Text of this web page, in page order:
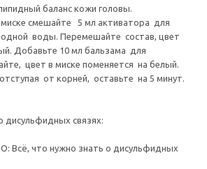
баланс кожи головы.
миске смешайте 5 мл активатора для
воды. Перемешайте состав, цвет
Добавьте 10 мл бальзама для
цвет в миске поменяется на белый.
от корней, оставьте на 5 минут.
дисульфидных связях:
что нужно знать о дисульфидных